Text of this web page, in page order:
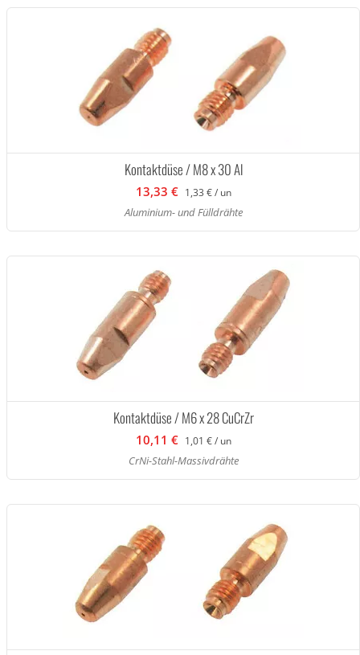
Kontaktdüse / M8 x 30 Al
13,33 € 1,33 € / un
Aluminium- und Fülldrähte
Kontaktdüse / M6 x 28 CuCrZr
10,11 € 1,01 € / un
CrNi-Stahl-Massivdrähte